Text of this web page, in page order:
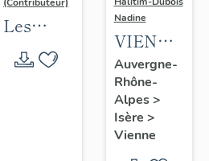
(Contributeur)
Les
collèges
jésuites
Nadine
VIENNE
:
Patrimoine
industriel
et
habitat :
Auvergne-
Rhône-
Alpes>
Isère >
Vienne